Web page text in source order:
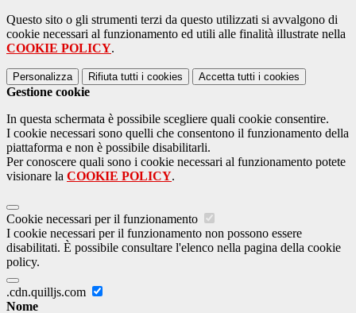
Questo sito o gli strumenti terzi da questo utilizzati si avvalgono di
cookie necessari al funzionamento ed utili alle finalità illustrate nella
COOKIE POLICY.
Personalizza Rifiuta tutti i cookies Accetta tutti i cookies
Gestione cookie
In questa schermata è possibile scegliere quali cookie consentire.
I cookie necessari sono quelli che consentono il funzionamento della
piattaforma e non è possibile disabilitarli.
Per conoscere quali sono i cookie necessari al funzionamento potete
visionare la COOKIE POLICY.
Cookie necessari per il funzionamento
I cookie necessari per il funzionamento non possono essere
disabilitati. È possibile consultare l'elenco nella pagina della cookie
policy.
.cdn.quilljs.com
Nome